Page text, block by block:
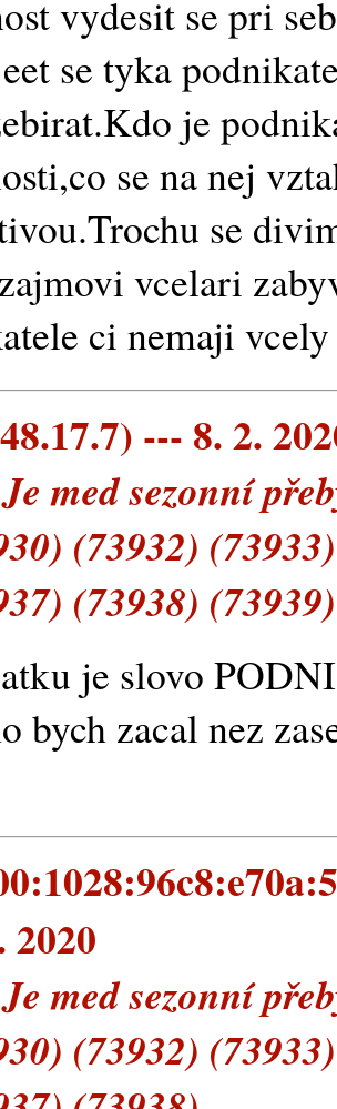
vydesit se pri
se tyka
je
se na nej
se
vcelari
ci nemaji
--- 8. 2.
med sezonní
(73932)
(73938) (73939)
je slovo
bych zacal nez
2020
med sezonní
(73932)